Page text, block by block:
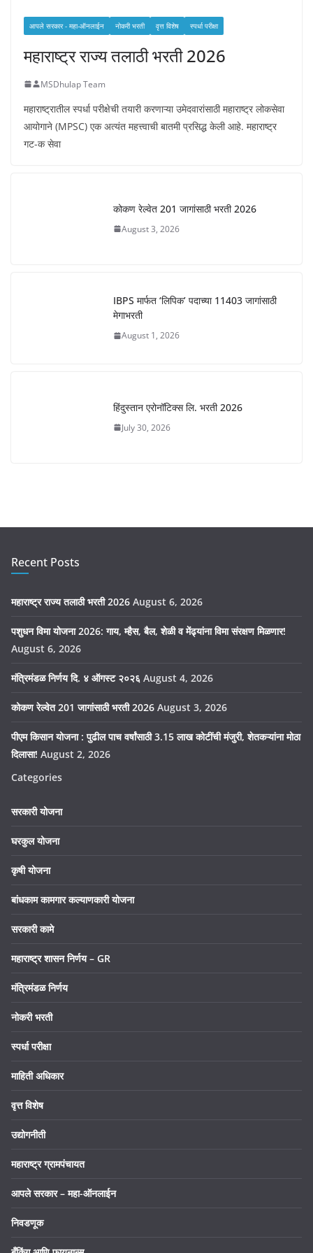
आपले सरकार - महा-ऑनलाईन नोकरी भरती वृत्त विशेष स्पर्धा परीक्षा
महाराष्ट्र राज्य तलाठी भरती 2026
MSDhulap Team
महाराष्ट्रातील स्पर्धा परीक्षेची तयारी करणाऱ्या उमेदवारांसाठी महाराष्ट्र लोकसेवा
आयोगाने (MPSC) एक अत्यंत महत्त्वाची बातमी प्रसिद्ध केली आहे. महाराष्ट्र
गट-क सेवा
कोकण रेल्वेत 201 जागांसाठी भरती 2026
August 3, 2026
IBPS मार्फत ‘लिपिक’ पदाच्या 11403 जागांसाठी
मेगाभरती
August 1, 2026
हिंदुस्तान एरोनॉटिक्स लि. भरती 2026
July 30, 2026
Recent Posts
महाराष्ट्र राज्य तलाठी भरती 2026 August 6, 2026
पशुधन विमा योजना 2026: गाय, म्हैस, बैल, शेळी व मेंढ्यांना विमा संरक्षण मिळणार!
August 6, 2026
मंत्रिमंडळ निर्णय दि. ४ ऑगस्ट २०२६ August 4, 2026
कोकण रेल्वेत 201 जागांसाठी भरती 2026 August 3, 2026
पीएम किसान योजना : पुढील पाच वर्षांसाठी 3.15 लाख कोटींची मंजुरी, शेतकऱ्यांना मोठा
दिलासा! August 2, 2026
Categories
सरकारी योजना
घरकुल योजना
कृषी योजना
बांधकाम कामगार कल्याणकारी योजना
सरकारी कामे
महाराष्ट्र शासन निर्णय – GR
मंत्रिमंडळ निर्णय
नोकरी भरती
स्पर्धा परीक्षा
माहिती अधिकार
वृत्त विशेष
उद्योगनीती
महाराष्ट्र ग्रामपंचायत
आपले सरकार – महा-ऑनलाईन
निवडणूक